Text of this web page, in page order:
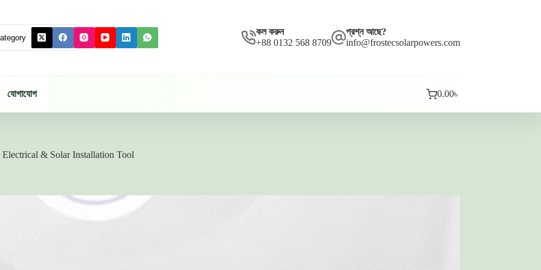
&
Installation
Tool
কল করুন
+88 0132 568 8709
প্রশ্ন আছে?
info@frostecsolarpowers.com
যোগাযোগ কার্ট0.00৳
& Solar Installation Tool